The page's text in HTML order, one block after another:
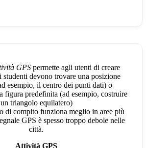
GPSpermette agli utenti di creare
devono trovare una posizione
esempio, il centro dei punti dati) o
figura predefinita (ad esempio, costruire
un triangolo equilatero)
di compito funziona meglio in aree più
GPS è spesso troppo debole nelle
città.
Attività GPS